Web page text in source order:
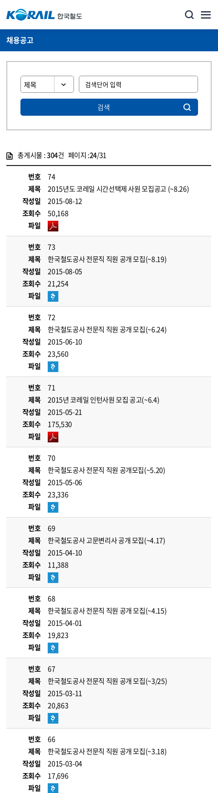
채용공고
검색
총게시물 :304건 페이지 :24/31
번호
74
제목
2015년도 코레일 시간선택제 사원 모집공고 (~8.26)
작성일
2015-08-12
조회수
50,168
파일
번호
73
제목
한국철도공사 전문직 직원 공개 모집(~8.19)
작성일
2015-08-05
조회수
21,254
파일
번호
72
제목
한국철도공사 전문직 직원 공개 모집(~6.24)
작성일
2015-06-10
조회수
23,560
파일
번호
71
제목
2015년 코레일 인턴사원 모집 공고(~6.4)
작성일
2015-05-21
조회수
175,530
파일
번호
70
제목
한국철도공사 전문직 직원 공개모집(~5.20)
작성일
2015-05-06
조회수
23,336
파일
번호
69
제목
한국철도공사 고문변리사 공개 모집(~4.17)
작성일
2015-04-10
조회수
11,388
파일
번호
68
제목
한국철도공사 전문직 직원 공개 모집(~4.15)
작성일
2015-04-01
조회수
19,823
파일
번호
67
제목
한국철도공사 전문직 직원 공개 모집(~3/25)
작성일
2015-03-11
조회수
20,863
파일
번호
66
제목
한국철도공사 전문직 직원 공개 모집(~3.18)
작성일
2015-03-04
조회수
17,696
파일